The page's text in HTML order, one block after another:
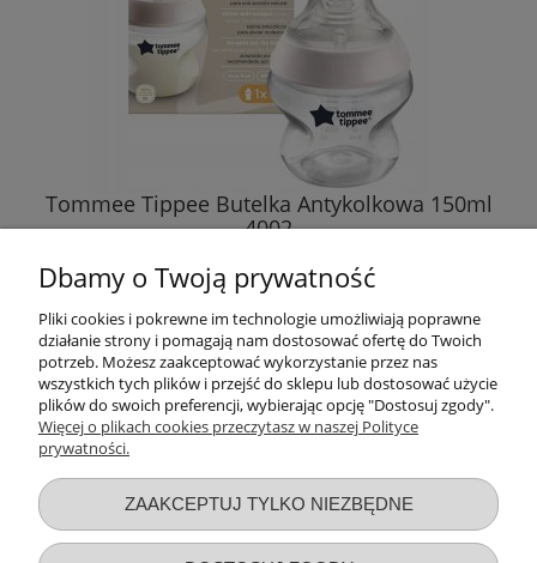
Tommee Tippee Butelka Antykolkowa 150ml
4002
DO KOSZYKA
Dbamy o Twoją prywatność
Pliki cookies i pokrewne im technologie umożliwiają poprawne
działanie strony i pomagają nam dostosować ofertę do Twoich
potrzeb. Możesz zaakceptować wykorzystanie przez nas
wszystkich tych plików i przejść do sklepu lub dostosować użycie
plików do swoich preferencji, wybierając opcję "Dostosuj zgody".
Więcej o plikach cookies przeczytasz w naszej Polityce
prywatności.
ZAAKCEPTUJ TYLKO NIEZBĘDNE